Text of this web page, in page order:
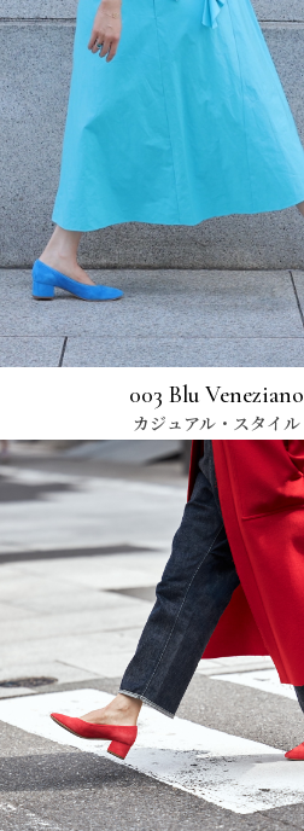
003 Blu Veneziano
カジュアル・スタイル